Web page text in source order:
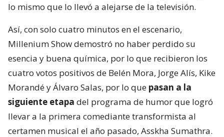
lo mismo que lo llevó a alejarse de la televisión.
Así, con solo cuatro minutos en el escenario,
Millenium Show demostró no haber perdido su
esencia y buena química, por lo que recibieron los
cuatro votos positivos de Belén Mora, Jorge Alís, Kike
Morandé y Álvaro Salas, por lo que pasan a la
siguiente etapa del programa de humor que logró
llevar a la primera comediante transformista al
certamen musical el año pasado, Asskha Sumathra.